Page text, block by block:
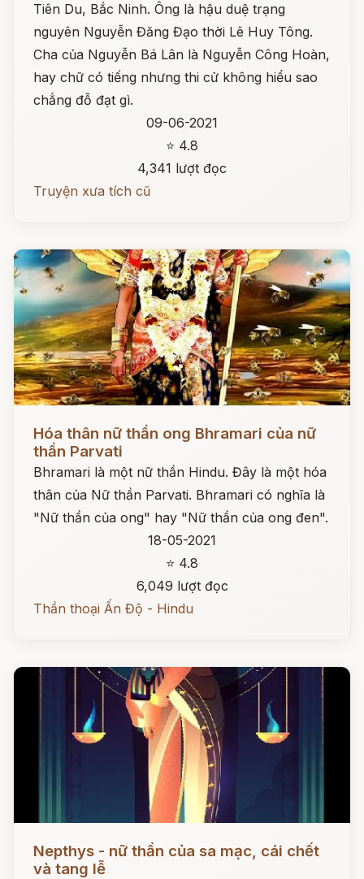
Tiên Du, Bắc Ninh. Ông là hậu duệ trạng
nguyên Nguyễn Đăng Đạo thời Lê Huy Tông.
Cha của Nguyễn Bá Lân là Nguyễn Công Hoàn,
hay chữ có tiếng nhưng thi cử không hiểu sao
chẳng đỗ đạt gì.
09-06-2021
⭐ 4.8
4,341 lượt đọc
Truyện xưa tích cũ
Hóa thân nữ thần ong Bhramari của nữ
thần Parvati
Bhramari là một nữ thần Hindu. Đây là một hóa
thân của Nữ thần Parvati. Bhramari có nghĩa là
"Nữ thần của ong" hay "Nữ thần của ong đen".
18-05-2021
⭐ 4.8
6,049 lượt đọc
Thần thoại Ấn Độ - Hindu
Nepthys - nữ thần của sa mạc, cái chết
và tang lễ